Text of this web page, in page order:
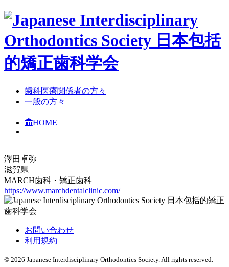
⻭科医療関係者の方々
⼀般の⽅々
HOME
澤田卓弥
滋賀県
MARCH歯科・矯正歯科
https://www.marchdentalclinic.com/
お問い合わせ
利用規約
© 2026 Japanese Interdisciplinary Orthodontics Society. All rights reserved.